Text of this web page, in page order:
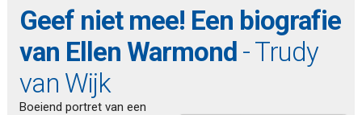
Geef niet mee! Een biografie
van Ellen Warmond- Trudy
van Wijk
Boeiend portret van een